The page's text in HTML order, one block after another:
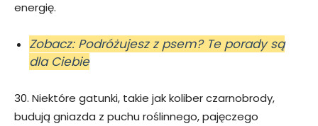
energię.
Zobacz: Podróżujesz z psem? Te porady są
dla Ciebie
30. Niektóre gatunki, takie jak koliber czarnobrody,
budują gniazda z puchu roślinnego, pajęczego